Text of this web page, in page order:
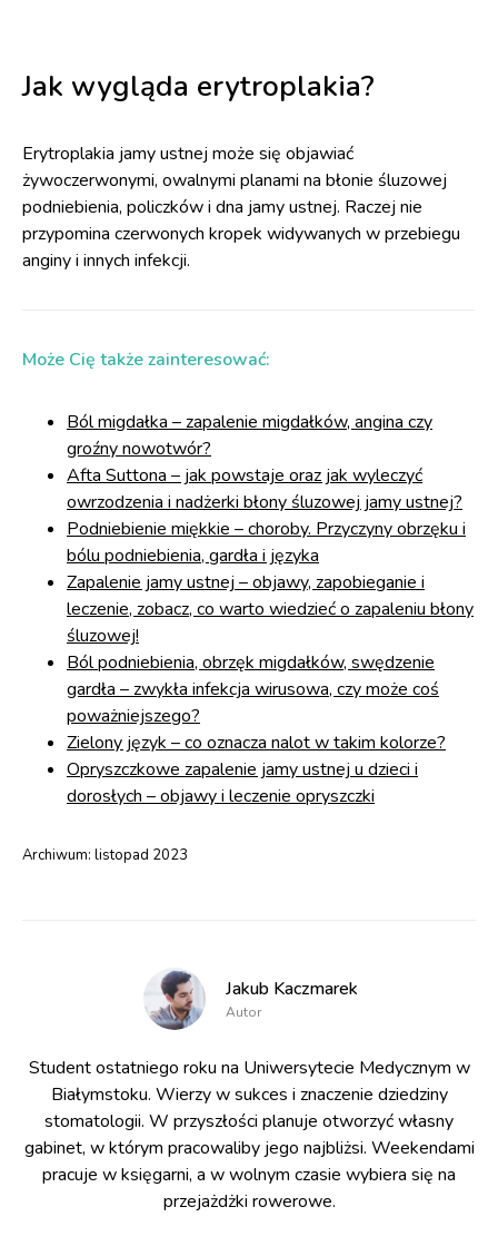
Jak wygląda erytroplakia?
Erytroplakia jamy ustnej może się objawiać
żywoczerwonymi, owalnymi planami na błonie śluzowej
podniebienia, policzków i dna jamy ustnej. Raczej nie
przypomina czerwonych kropek widywanych w przebiegu
anginy i innych infekcji.
Może Cię także zainteresować:
Ból migdałka – zapalenie migdałków, angina czy
groźny nowotwór?
Afta Suttona – jak powstaje oraz jak wyleczyć
owrzodzenia i nadżerki błony śluzowej jamy ustnej?
Podniebienie miękkie – choroby. Przyczyny obrzęku i
bólu podniebienia, gardła i języka
Zapalenie jamy ustnej – objawy, zapobieganie i
leczenie, zobacz, co warto wiedzieć o zapaleniu błony
śluzowej!
Ból podniebienia, obrzęk migdałków, swędzenie
gardła – zwykła infekcja wirusowa, czy może coś
poważniejszego?
Zielony język – co oznacza nalot w takim kolorze?
Opryszczkowe zapalenie jamy ustnej u dzieci i
dorosłych – objawy i leczenie opryszczki
Archiwum: listopad 2023
Jakub Kaczmarek
Autor
Student ostatniego roku na Uniwersytecie Medycznym w
Białymstoku. Wierzy w sukces i znaczenie dziedziny
stomatologii. W przyszłości planuje otworzyć własny
gabinet, w którym pracowaliby jego najbliżsi. Weekendami
pracuje w księgarni, a w wolnym czasie wybiera się na
przejażdżki rowerowe.